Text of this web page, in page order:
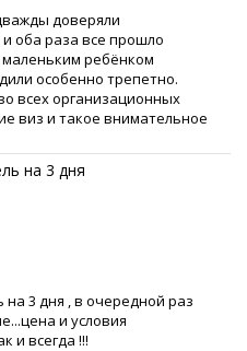
доверяли
оба раза все прошло
ребёнком
особенно трепетно.
всех организационных
виз и такое внимательное
3 дня , в очередной раз
и условия
и всегда !!!